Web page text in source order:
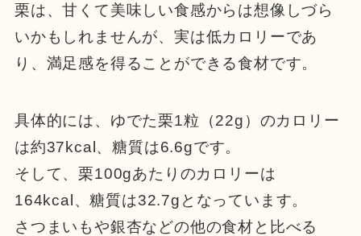
栗は、甘くて美味しい食感からは想像しづら
いかもしれませんが、実は低カロリーであ
り、満足感を得ることができる食材です。
具体的には、ゆでた栗1粒（22g）のカロリー
は約37kcal、糖質は6.6gです。
そして、栗100gあたりのカロリーは
164kcal、糖質は32.7gとなっています。
さつまいもや銀杏などの他の食材と比べる